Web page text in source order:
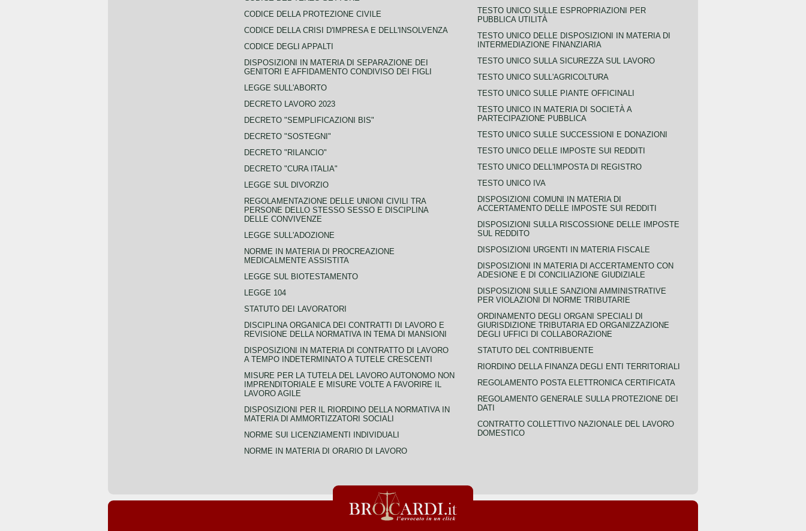
CODICE DELLA PROTEZIONE CIVILE
CODICE DELLA CRISI D'IMPRESA E DELL'INSOLVENZA
CODICE DEGLI APPALTI
DISPOSIZIONI IN MATERIA DI SEPARAZIONE DEI
GENITORI E AFFIDAMENTO CONDIVISO DEI FIGLI
LEGGE SULL'ABORTO
DECRETO LAVORO 2023
DECRETO "SEMPLIFICAZIONI BIS"
DECRETO "SOSTEGNI"
DECRETO "RILANCIO"
DECRETO "CURA ITALIA"
LEGGE SUL DIVORZIO
REGOLAMENTAZIONE DELLE UNIONI CIVILI TRA
PERSONE DELLO STESSO SESSO E DISCIPLINA
DELLE CONVIVENZE
LEGGE SULL'ADOZIONE
NORME IN MATERIA DI PROCREAZIONE
MEDICALMENTE ASSISTITA
LEGGE SUL BIOTESTAMENTO
LEGGE 104
STATUTO DEI LAVORATORI
DISCIPLINA ORGANICA DEI CONTRATTI DI LAVORO E
REVISIONE DELLA NORMATIVA IN TEMA DI MANSIONI
DISPOSIZIONI IN MATERIA DI CONTRATTO DI LAVORO
A TEMPO INDETERMINATO A TUTELE CRESCENTI
MISURE PER LA TUTELA DEL LAVORO AUTONOMO NON
IMPRENDITORIALE E MISURE VOLTE A FAVORIRE IL
LAVORO AGILE
DISPOSIZIONI PER IL RIORDINO DELLA NORMATIVA IN
MATERIA DI AMMORTIZZATORI SOCIALI
NORME SUI LICENZIAMENTI INDIVIDUALI
NORME IN MATERIA DI ORARIO DI LAVORO
TESTO UNICO SULLE ESPROPRIAZIONI PER
PUBBLICA UTILITÀ
TESTO UNICO DELLE DISPOSIZIONI IN MATERIA DI
INTERMEDIAZIONE FINANZIARIA
TESTO UNICO SULLA SICUREZZA SUL LAVORO
TESTO UNICO SULL'AGRICOLTURA
TESTO UNICO SULLE PIANTE OFFICINALI
TESTO UNICO IN MATERIA DI SOCIETÀ A
PARTECIPAZIONE PUBBLICA
TESTO UNICO SULLE SUCCESSIONI E DONAZIONI
TESTO UNICO DELLE IMPOSTE SUI REDDITI
TESTO UNICO DELL'IMPOSTA DI REGISTRO
TESTO UNICO IVA
DISPOSIZIONI COMUNI IN MATERIA DI
ACCERTAMENTO DELLE IMPOSTE SUI REDDITI
DISPOSIZIONI SULLA RISCOSSIONE DELLE IMPOSTE
SUL REDDITO
DISPOSIZIONI URGENTI IN MATERIA FISCALE
DISPOSIZIONI IN MATERIA DI ACCERTAMENTO CON
ADESIONE E DI CONCILIAZIONE GIUDIZIALE
DISPOSIZIONI SULLE SANZIONI AMMINISTRATIVE
PER VIOLAZIONI DI NORME TRIBUTARIE
ORDINAMENTO DEGLI ORGANI SPECIALI DI
GIURISDIZIONE TRIBUTARIA ED ORGANIZZAZIONE
DEGLI UFFICI DI COLLABORAZIONE
STATUTO DEL CONTRIBUENTE
RIORDINO DELLA FINANZA DEGLI ENTI TERRITORIALI
REGOLAMENTO POSTA ELETTRONICA CERTIFICATA
REGOLAMENTO GENERALE SULLA PROTEZIONE DEI
DATI
CONTRATTO COLLETTIVO NAZIONALE DEL LAVORO
DOMESTICO